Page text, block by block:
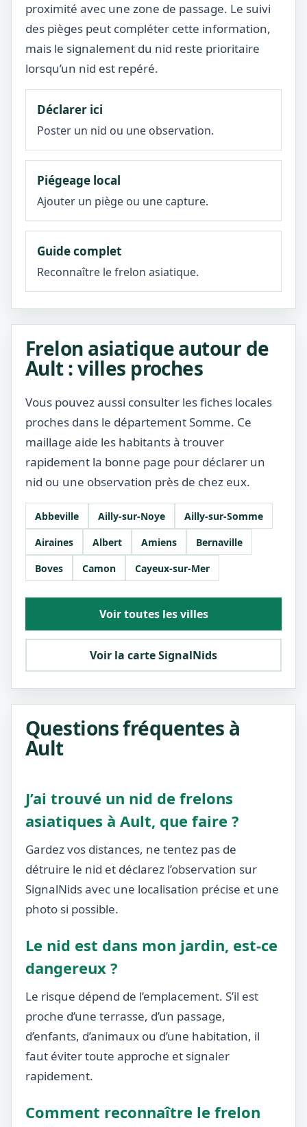
proximité avec une zone de passage. Le suivi
des pièges peut compléter cette information,
mais le signalement du nid reste prioritaire
lorsqu’un nid est repéré.
Déclarer ici
Poster un nid ou une observation.
Piégeage local
Ajouter un piège ou une capture.
Guide complet
Reconnaître le frelon asiatique.
Frelon asiatique autour de
Ault : villes proches
Vous pouvez aussi consulter les fiches locales
proches dans le département Somme. Ce
maillage aide les habitants à trouver
rapidement la bonne page pour déclarer un
nid ou une observation près de chez eux.
Abbeville Ailly-sur-Noye
Ailly-sur-Somme
Airaines
Albert Amiens
Bernaville
Boves
Camon Cayeux-sur-Mer
Voir toutes les villes
Voir la carte SignalNids
Questions fréquentes à
Ault
J’ai trouvé un nid de frelons
asiatiques à Ault, que faire ?
Gardez vos distances, ne tentez pas de
détruire le nid et déclarez l’observation sur
SignalNids avec une localisation précise et une
photo si possible.
Le nid est dans mon jardin, est-ce
dangereux ?
Le risque dépend de l’emplacement. S’il est
proche d’une terrasse, d’un passage,
d’enfants, d’animaux ou d’une habitation, il
faut éviter toute approche et signaler
rapidement.
Comment reconnaître le frelon